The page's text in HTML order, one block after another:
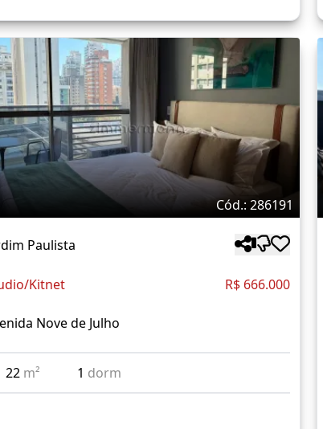
Cód.: 286191
Paulista
Kitnet R$ 666.000
Nove de Julho
22 m² 1 dorm